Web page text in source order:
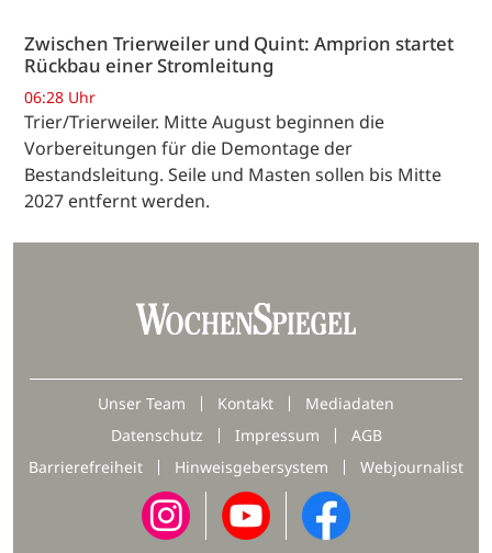
Zwischen Trierweiler und Quint: Amprion startet
Rückbau einer Stromleitung
06:28 Uhr
Trier/Trierweiler. Mitte August beginnen die
Vorbereitungen für die Demontage der
Bestandsleitung. Seile und Masten sollen bis Mitte
2027 entfernt werden.
Unser Team Kontakt
Mediadaten
Datenschutz
Impressum
AGB
Barrierefreiheit
Hinweisgebersystem Webjournalist